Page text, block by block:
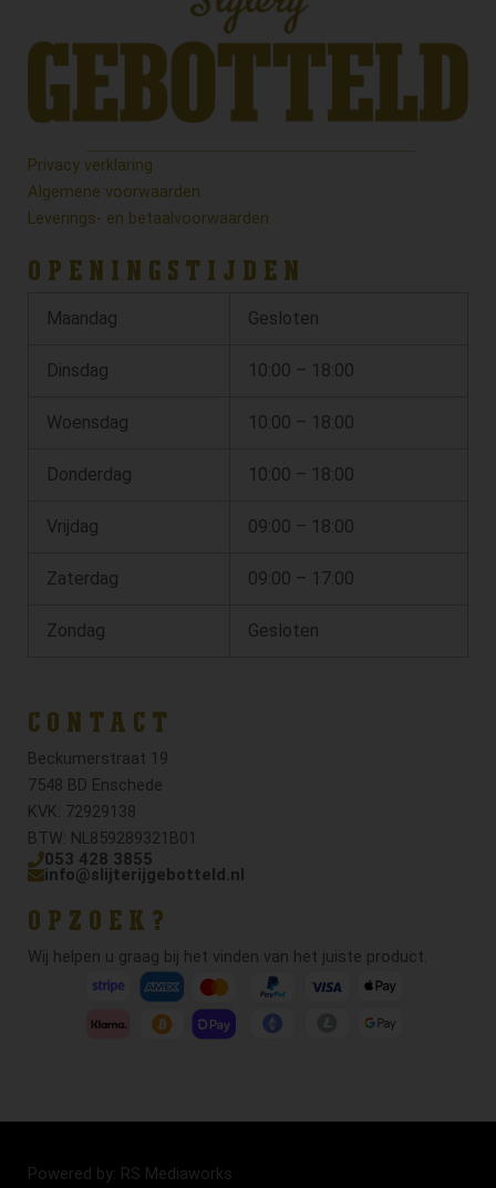
Privacy verklaring
Algemene voorwaarden
Leverings- en betaalvoorwaarden
OPENINGSTIJDEN
Maandag Gesloten
Dinsdag 10:00 – 18:00
Woensdag 10:00 – 18:00
Donderdag 10:00 – 18:00
Vrijdag 09:00 – 18:00
Zaterdag 09:00 – 17:00
Zondag Gesloten
CONTACT
Beckumerstraat 19
7548 BD Enschede
KVK: 72929138
BTW: NL859289321B01
053 428 3855
info@slijterijgebotteld.nl
OPZOEK?
Wij helpen u graag bij het vinden van het juiste product.
Powered by: RS Mediaworks